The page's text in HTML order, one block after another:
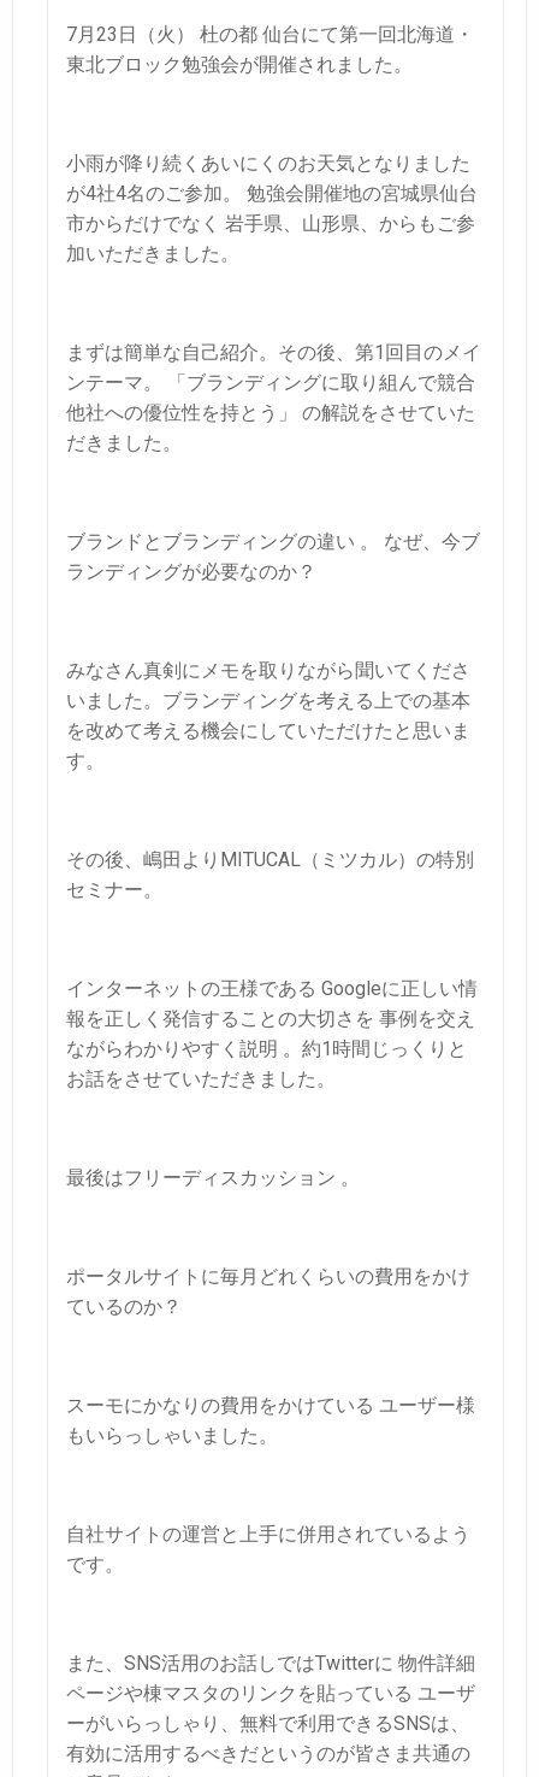
7月23日（火） 杜の都 仙台にて第一回北海道・
東北ブロック勉強会が開催されました。
小雨が降り続くあいにくのお天気となりました
が4社4名のご参加。 勉強会開催地の宮城県仙台
市からだけでなく 岩手県、山形県、からもご参
加いただきました。
まずは簡単な自己紹介。その後、第1回目のメイ
ンテーマ。
「ブランディングに取り組んで競合
他社への優位性を持とう」 の解説をさせていた
だきました。
ブランドとブランディングの違い 。
なぜ、今ブ
ランディングが必要なのか？
みなさん真剣にメモを取りながら聞いてくださ
いました。ブランディングを考える上での基本
を改めて考える機会にしていただけたと思いま
す。
その後、嶋田よりMITUCAL（ミツカル） の特別
セミナー。
インターネットの王様である Googleに正しい情
報を正しく発信することの大切さを 事例を交え
ながらわかりやすく説明 。約1時間じっくりと
お話をさせていただきました。
最後はフリーディスカッション 。
ポータルサイトに毎月どれくらいの費用をかけ
ているのか？
スーモにかなりの費用をかけている ユーザー様
もいらっしゃいました。
自社サイトの運営と上手に併用されているよう
です。
また、SNS活用のお話しではTwitterに 物件詳細
ページや棟マスタのリンクを貼っている ユーザ
ーがいらっしゃり、無料で利用できるSNSは、
有効に活用するべきだというのが皆さま共通の